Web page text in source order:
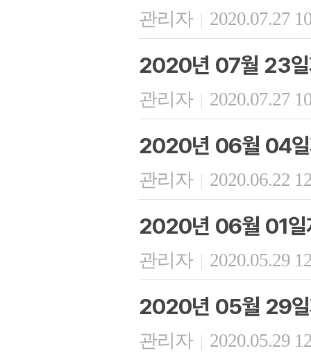
관리자 | 2020.07.27
2020년 07월 23일
관리자 | 2020.07.27
2020년 06월 04일
관리자 | 2020.06.22
2020년 06월 01일
관리자 | 2020.05.29
2020년 05월 29일
관리자 | 2020.05.29